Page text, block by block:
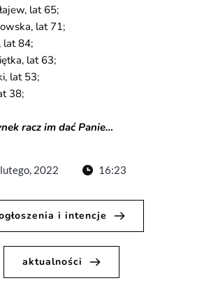
lat 65;
lat 71;
lat 84;
lat 63;
lat 53;
38;
racz im dać Panie…
2022 16:23
i intencje
aktualności